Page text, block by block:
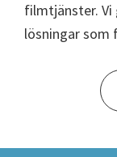
filmtjänster. Vi
lösningar som